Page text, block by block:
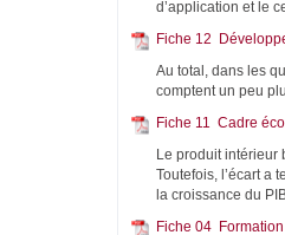
d’application et le
Fiche 12
Au total, dans les
comptent un peu
Fiche 11 Cadre
Le produit intérieur
Toutefois, l’écart a
la croissance du
Fiche 04